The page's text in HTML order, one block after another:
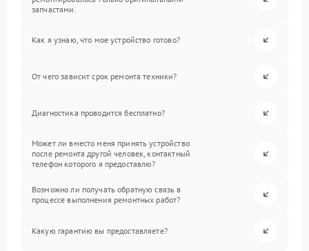
запчастями.
Как я узнаю, что мое устройство готово?
От чего зависит срок ремонта техники?
Диагностика проводится бесплатно?
Может ли вместо меня принять устройство
после ремонта другой человек, контактный
телефон которого я предоставлю?
Возможно ли получать обратную связь в
процессе выполнения ремонтных работ?
Какую гарантию вы предоставляете?